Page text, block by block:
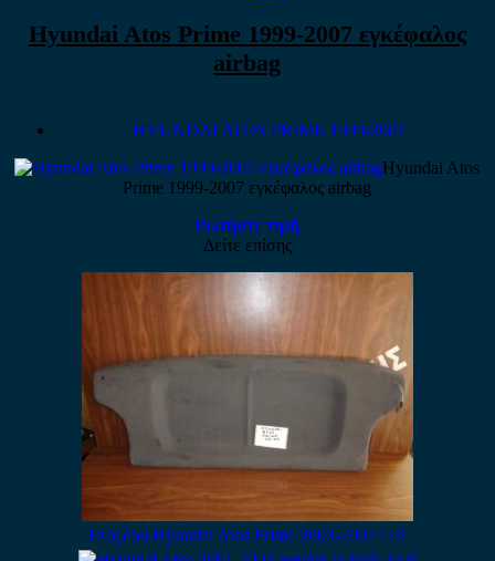
Hyundai Atos Prime 1999-2007 εγκέφαλος
airbag
HYUNDAI ATOS PRIME 1999-2007
Hyundai Atos
Prime 1999-2007 εγκέφαλος airbag
Ρωτήστε τιμή
Δείτε επίσης
Εταζέρα Hyundai Atos Prime 2003-2007 / c2